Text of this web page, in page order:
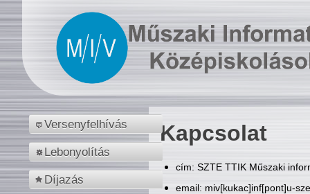
Versenyfelhívás
Lebonyolítás
Díjazás
Kapcsolat
cím: SZTE TTIK Műszaki
email: miv[kukac]inf[pont]u-